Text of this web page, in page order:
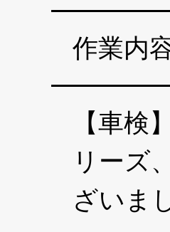
作業内
【車検
リーズ
ざいま